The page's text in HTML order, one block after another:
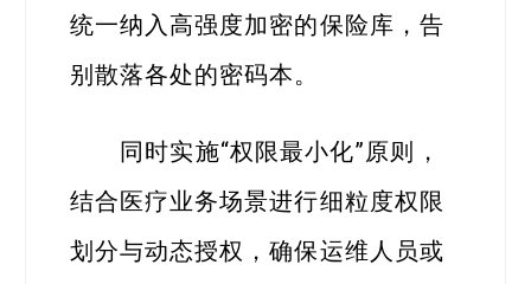
统一纳入高强度加密的保险库，告
别散落各处的密码本。
同时实施“权限最小化”原则，
结合医疗业务场景进行细粒度权限
划分与动态授权，确保运维人员或